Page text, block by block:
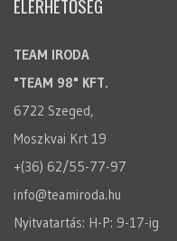
ELÉRHETŐSÉG
TEAM IRODA
"TEAM 98" KFT.
6722 Szeged,
Moszkvai Krt 19
+(36) 62/55-77-97
info@teamiroda.hu
Nyitvatartás: H-P: 9-17-ig